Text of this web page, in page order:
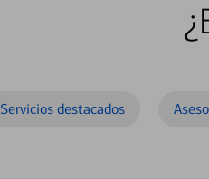
Servicios destacados